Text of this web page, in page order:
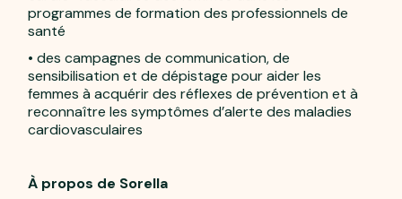
programmes de formation des professionnels de
santé
• des campagnes de communication, de
sensibilisation et de dépistage pour aider les
femmes à acquérir des réflexes de prévention et à
reconnaître les symptômes d’alerte des maladies
cardiovasculaires
À propos de Sorella